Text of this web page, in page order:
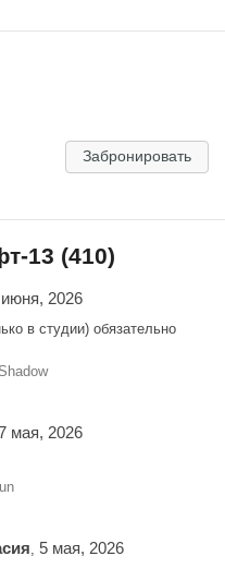
получите много
завораживающие фото, то
вентилятором для
неограниченные
или короткометражку!
смелых экспериментов!
Забронировать
13 (410)
2026
в студии) обязательно
мая, 2026
5 мая, 2026